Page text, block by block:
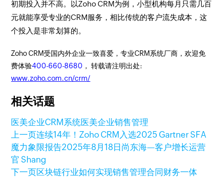
初期投入并不高。以Zoho CRM为例，小型机构每月只需几百
元就能享受专业的CRM服务，相比传统的客户流失成本，这
个投入是非常划算的。
Zoho CRM受国内外企业一致喜爱，专业CRM系统厂商，欢迎免
费体验400-660-8680 ， 转载请注明出处:
www.zoho.com.cn/crm/
相关话题
医美企业CRM系统医美企业销售管理
上一页连续14年！Zoho CRM入选2025 Gartner SFA
魔力象限报告2025年8月18日 尚东海—客户增长运营
官 Shang
下一页区块链行业如何实现销售管理合同财务一体